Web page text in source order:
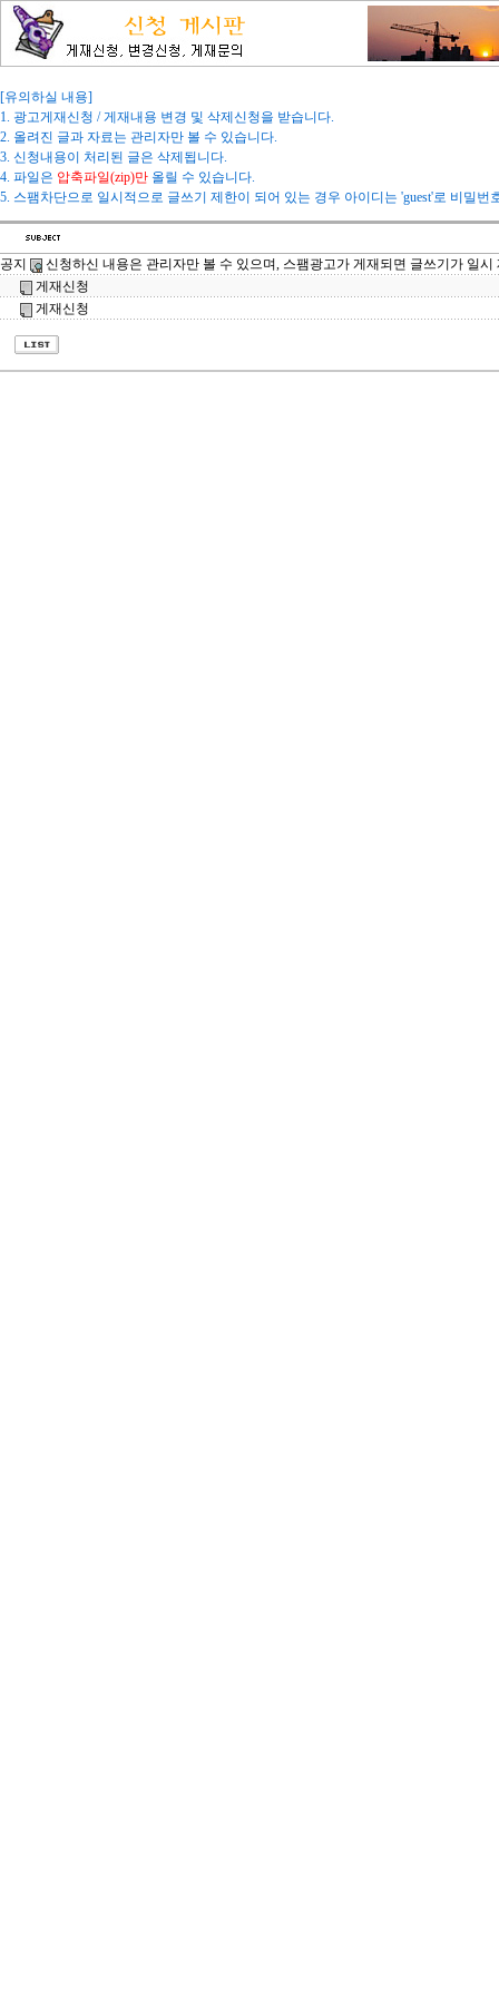
[유의하실 내용]
1. 광고게재신청 / 게재내용 변경 및 삭제신청을 받습니다.
2. 올려진 글과 자료는 관리자만 볼 수 있습니다.
3. 신청내용이 처리된 글은 삭제됩니다.
4. 파일은 압축파일(zip)만 올릴 수 있습니다.
5. 스팸차단으로 일시적으로 글쓰기 제한이 되어 있는 경우 아이디는 'guest'로 비밀
공지
신청하신 내용은 관리자만 볼 수 있으며, 스팸광고가 게재되면 글쓰기가 일시
게재신청
게재신청